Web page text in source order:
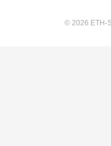
© 2026 ETH-